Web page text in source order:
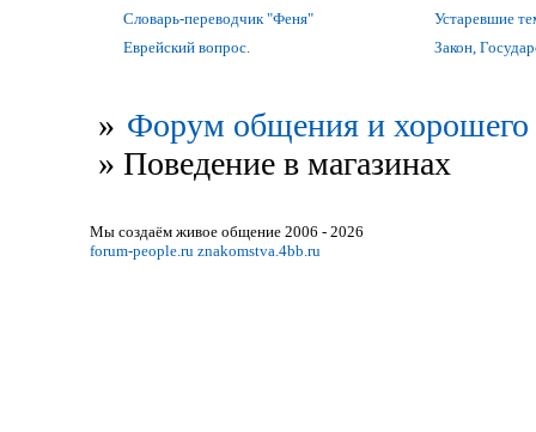
Словарь-переводчик "Феня"
Устаревшие
Еврейский вопрос.
Закон,
» Форум общения и хорошего
» Поведение в магазинах
Мы создаём живое общение 2006 - 2026
forum-people.ru znakomstva.4bb.ru